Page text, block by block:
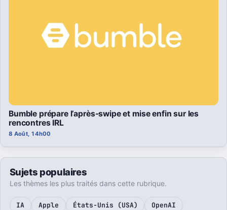
Bumble prépare l’après-swipe et mise enfin sur les
rencontres IRL
8 Août, 14h00
Sujets populaires
Les thèmes les plus traités dans cette rubrique.
IA Apple États-Unis (USA)
OpenAI